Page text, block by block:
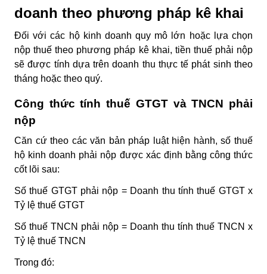
doanh theo phương pháp kê khai
Đối với các hộ kinh doanh quy mô lớn hoặc lựa chọn
nộp thuế theo phương pháp kê khai, tiền thuế phải nộp
sẽ được tính dựa trên doanh thu thực tế phát sinh theo
tháng hoặc theo quý.
Công thức tính thuế GTGT và TNCN phải
nộp
Căn cứ theo các văn bản pháp luật hiện hành, số thuế
hộ kinh doanh phải nộp được xác định bằng công thức
cốt lõi sau:
Số thuế GTGT phải nộp = Doanh thu tính thuế GTGT x
Tỷ lệ thuế GTGT
Số thuế TNCN phải nộp = Doanh thu tính thuế TNCN x
Tỷ lệ thuế TNCN
Trong đó: